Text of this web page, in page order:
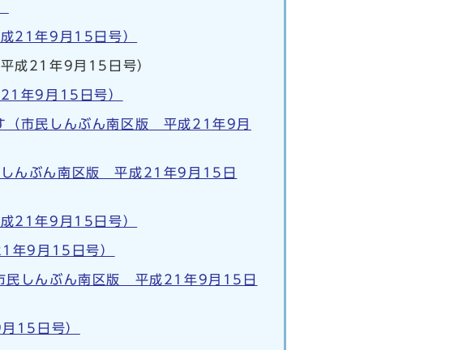
21年9月15日号）
成21年9月15日号）
年9月15日号）
（市民しんぶん南区版 平成21年9月
しんぶん南区版 平成21年9月15日
21年9月15日号）
年9月15日号）
民しんぶん南区版 平成21年9月15日
15日号）